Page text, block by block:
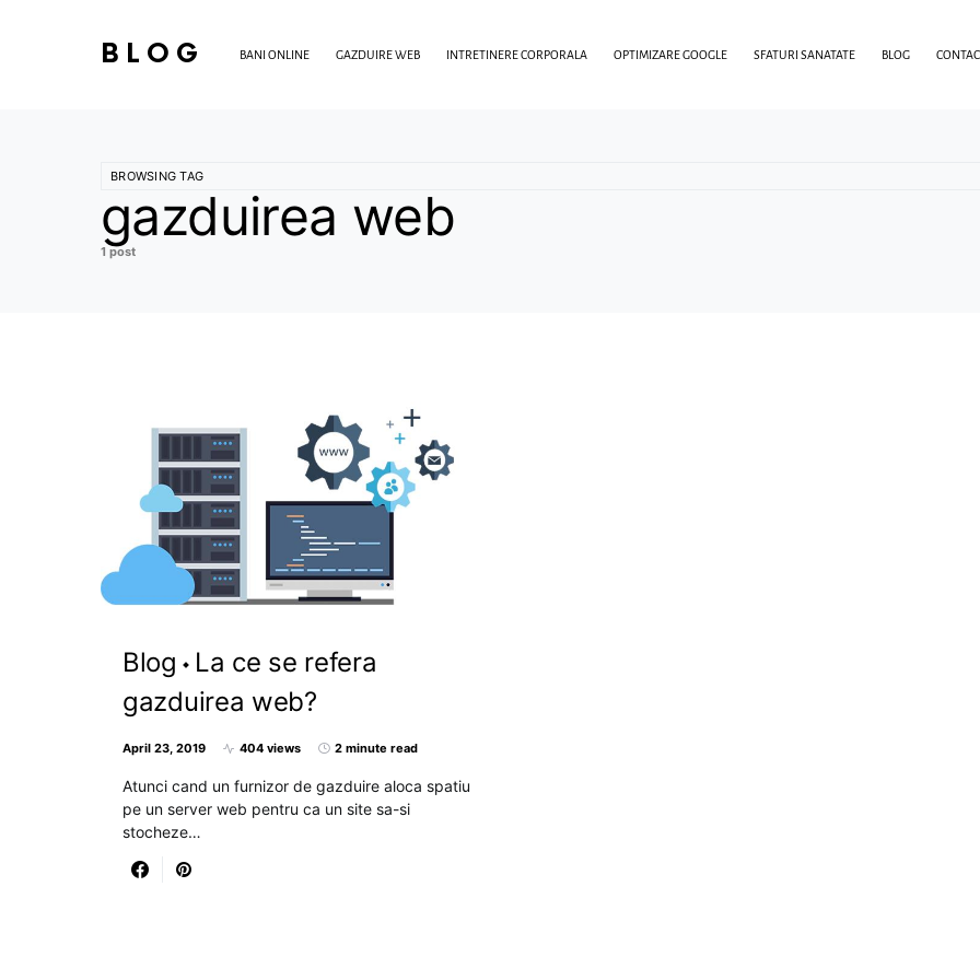
BLOG BANI ONLINE GAZDUIRE WEB INTRETINERE CORPORALA OPTIMIZARE GOOGLE SFATURI SANATATE BLOG
BROWSING TAG
gazduirea web
1 post
Blog
La ce se refera
gazduirea web?
April 23, 2019 404 views 2 minute read
Atunci cand un furnizor de gazduire aloca spatiu
pe un server web pentru ca un site sa-si
stocheze…